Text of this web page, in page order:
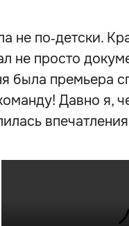
не по‑детски.
не просто
была премьера
Давно я,